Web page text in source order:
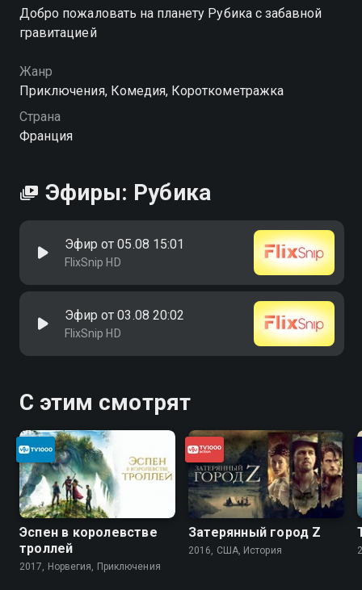
Добро пожаловать на планету Рубика с забавной
гравитацией
Жанр
Приключения, Комедия, Короткометражка
Страна
Франция
Эфиры: Рубика
Эфир от 05.08 15:01
FlixSnip HD
Эфир от 03.08 20:02
FlixSnip HD
С этим смотрят
Эспен в королевстве
троллей
2017, Норвегия, Приключения
Затерянный город Z
2016, США, История